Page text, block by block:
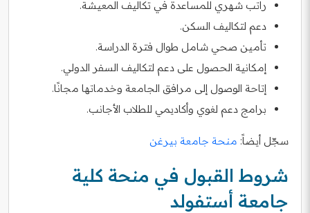
راتب شهري للمساعدة في تكاليف المعيشة.
دعم لتكاليف السكن.
تأمين صحي شامل طوال فترة الدراسة.
إمكانية الحصول على دعم لتكاليف السفر الدولي.
إتاحة الوصول إلى مرافق الجامعة وخدماتها مجانًا.
برامج دعم لغوي وأكاديمي للطلاب الأجانب.
سجّل أيضاً: منحة جامعة بيرغن
شروط القبول في منحة كلية
جامعة أستفولد